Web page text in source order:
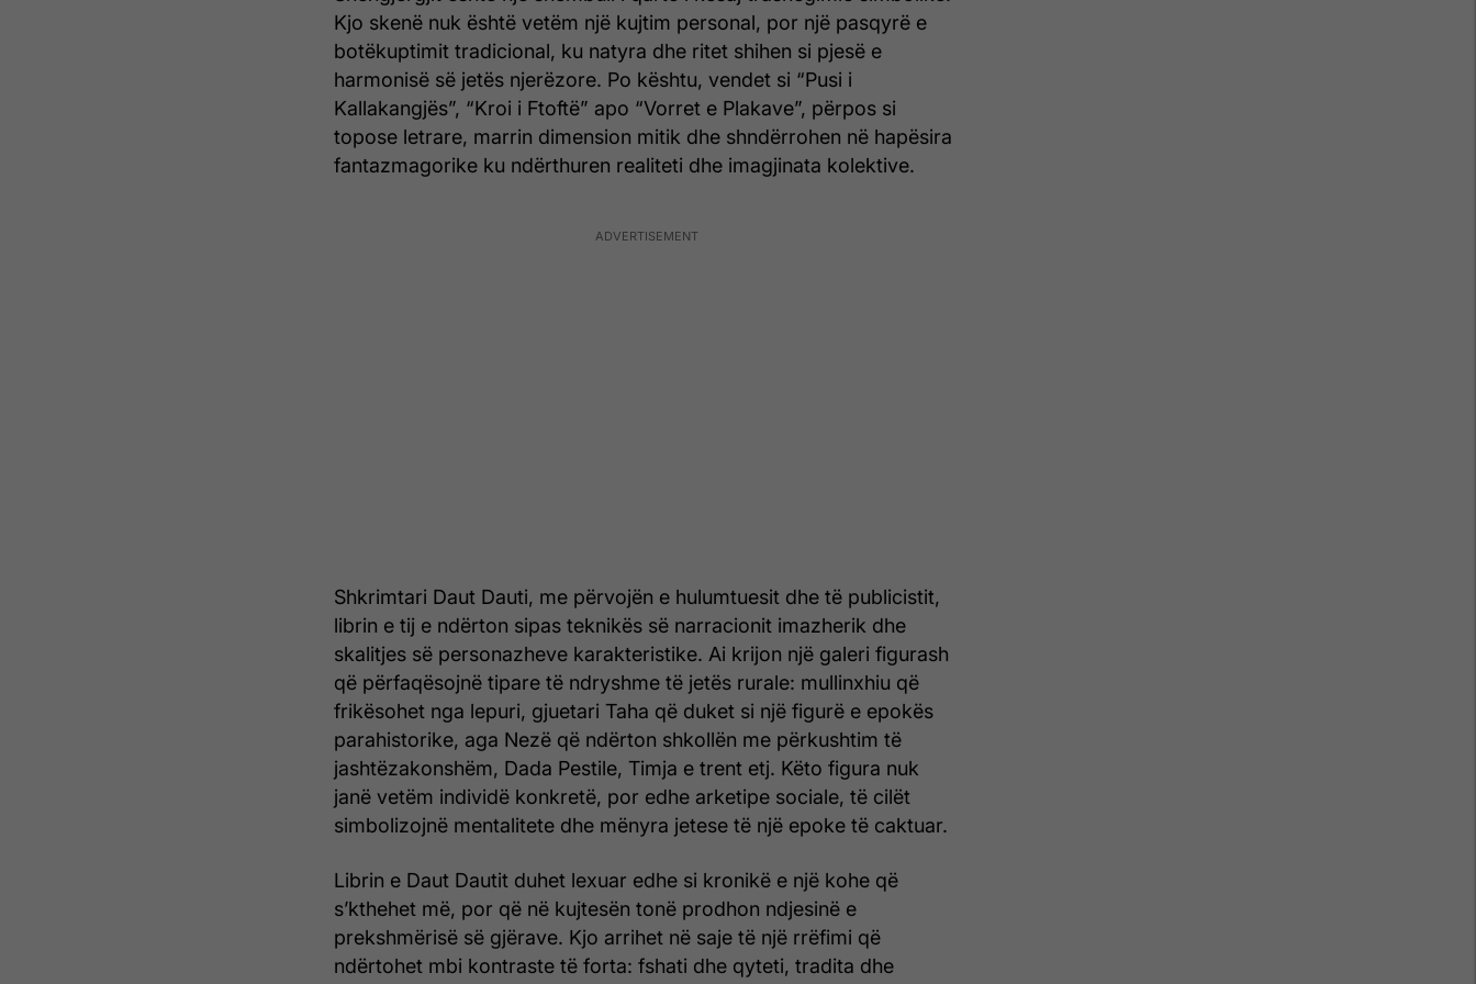
Kjo skenë nuk është vetëm një kujtim personal, por një pasqyrë e
botëkuptimit tradicional, ku natyra dhe ritet shihen si pjesë e
harmonisë së jetës njerëzore. Po kështu, vendet si “Pusi i
Kallakangjës”, “Kroi i Ftoftë” apo “Vorret e Plakave”, përpos si
topose letrare, marrin dimension mitik dhe shndërrohen në hapësira
fantazmagorike ku ndërthuren realiteti dhe imagjinata kolektive.
Shkrimtari Daut Dauti, me përvojën e hulumtuesit dhe të publicistit,
librin e tij e ndërton sipas teknikës së narracionit imazherik dhe
skalitjes së personazheve karakteristike. Ai krijon një galeri figurash
që përfaqësojnë tipare të ndryshme të jetës rurale: mullinxhiu që
frikësohet nga lepuri, gjuetari Taha që duket si një figurë e epokës
parahistorike, aga Nezë që ndërton shkollën me përkushtim të
jashtëzakonshëm, Dada Pestile, Timja e trent etj. Këto figura nuk
janë vetëm individë konkretë, por edhe arketipe sociale, të cilët
simbolizojnë mentalitete dhe mënyra jetese të një epoke të caktuar.
Librin e Daut Dautit duhet lexuar edhe si kronikë e një kohe që
s’kthehet më, por që në kujtesën tonë prodhon ndjesinë e
prekshmërisë së gjërave. Kjo arrihet në saje të një rrëfimi që
ndërtohet mbi kontraste të forta: fshati dhe qyteti, tradita dhe